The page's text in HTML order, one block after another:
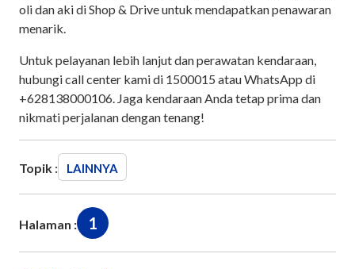
oli dan aki di Shop & Drive untuk mendapatkan penawaran
menarik.
Untuk pelayanan lebih lanjut dan perawatan kendaraan,
hubungi call center kami di 1500015 atau WhatsApp di
+628138000106. Jaga kendaraan Anda tetap prima dan
nikmati perjalanan dengan tenang!
Topik : LAINNYA
Halaman : 1